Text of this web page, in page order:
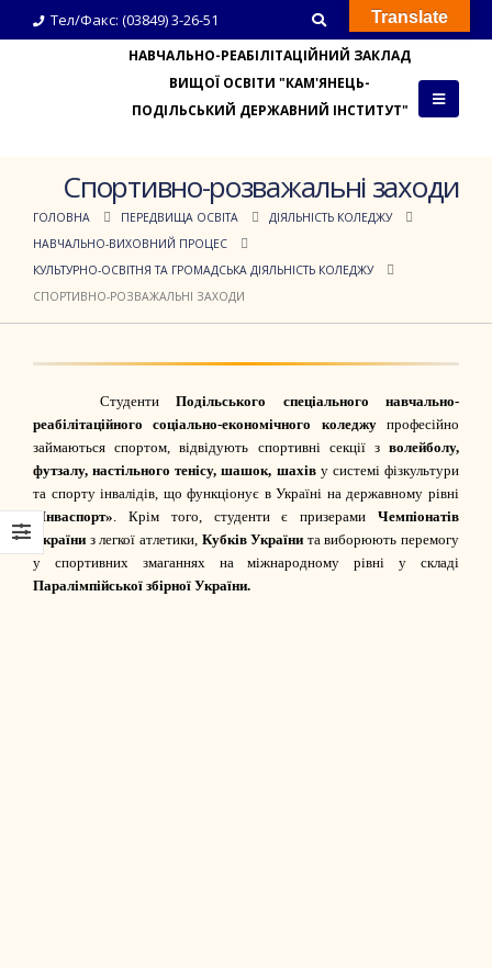
Тел/Факс: (03849) 3-26-51
НАВЧАЛЬНО-РЕАБІЛІТАЦІЙНИЙ ЗАКЛАД
ВИЩОЇ ОСВІТИ "КАМ'ЯНЕЦЬ-
ПОДІЛЬСЬКИЙ ДЕРЖАВНИЙ ІНСТИТУТ"
Спортивно-розважальні заходи
ГОЛОВНА ПЕРЕДВИЩА ОСВІТА
ДІЯЛЬНІСТЬ КОЛЕДЖУ
НАВЧАЛЬНО-ВИХОВНИЙ ПРОЦЕС
КУЛЬТУРНО-ОСВІТНЯ ТА ГРОМАДСЬКА ДІЯЛЬНІСТЬ КОЛЕДЖУ
СПОРТИВНО-РОЗВАЖАЛЬНІ ЗАХОДИ
СтудентиПодільського спеціального навчально-
реабілітаційного соціально-економічного коледжупрофесійно
займаються спортом, відвідують спортивні секції зволейболу,
футзалу, настільного тенісу, шашок, шахіву системі фізкультури
та спорту інвалідів, що функціонує в Україні на державному рівні
«Інваспорт». Крім того, студенти є призерами Чемпіонатів
України з легкої атлетики, Кубків України та виборюють перемогу
у спортивних змаганнях на міжнародному рівні у складі
Паралімпійської збірної України.
Translate